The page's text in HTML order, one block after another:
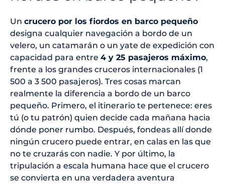
Un crucero por los fiordos en barco pequeño
designa cualquier navegación a bordo de un
velero, un catamarán o un yate de expedición con
capacidad para entre 4 y 25 pasajeros máximo,
frente a los grandes cruceros internacionales (1
500 a 3 500 pasajeros). Tres cosas marcan
realmente la diferencia a bordo de un barco
pequeño. Primero, el itinerario te pertenece: eres
tú (o tu patrón) quien decide cada mañana hacia
dónde poner rumbo. Después, fondeas allí donde
ningún crucero puede entrar, en calas en las que
no te cruzarás con nadie. Y por último, la
tripulación a escala humana hace que el crucero
se convierta en una verdadera aventura